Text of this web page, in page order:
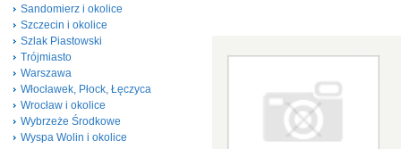
Sandomierz i okolice
Szczecin i okolice
Szlak Piastowski
Trójmiasto
Warszawa
Włocławek, Płock, Łęczyca
Wrocław i okolice
Wybrzeże Środkowe
Wyspa Wolin i okolice